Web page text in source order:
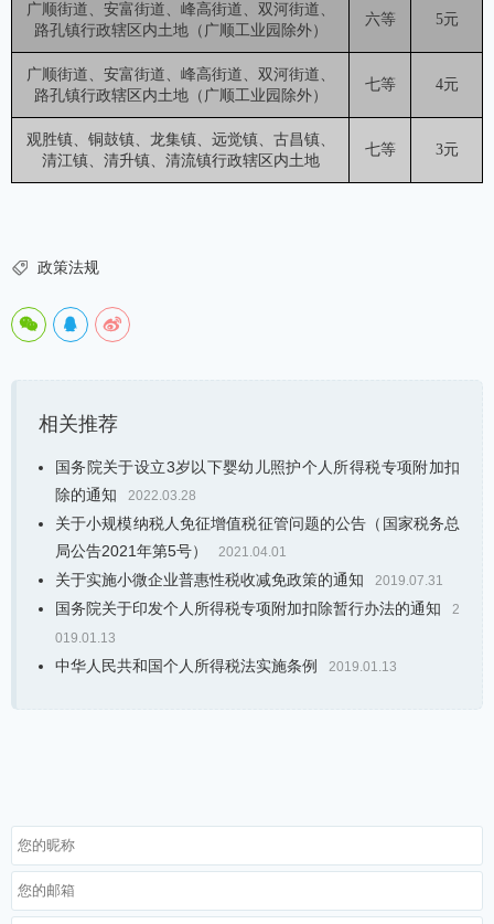
广顺街道、安富街道、峰高街道、双河街道、
路孔镇行政辖区内土地（广顺工业园除外）
六等 5元
广顺街道、安富街道、峰高街道、双河街道、
路孔镇行政辖区内土地（广顺工业园除外）
七等 4元
观胜镇、铜鼓镇、龙集镇、远觉镇、古昌镇、
清江镇、清升镇、清流镇行政辖区内土地
七等 3元
 政策法规
相关推荐
国务院关于设立3岁以下婴幼儿照护个人所得税专项附加扣
除的通知
2022.03.28
关于小规模纳税人免征增值税征管问题的公告（国家税务总
局公告2021年第5号）
2021.04.01
关于实施小微企业普惠性税收减免政策的通知 2019.07.31
国务院关于印发个人所得税专项附加扣除暂行办法的通知
2
019.01.13
中华人民共和国个人所得税法实施条例 2019.01.13